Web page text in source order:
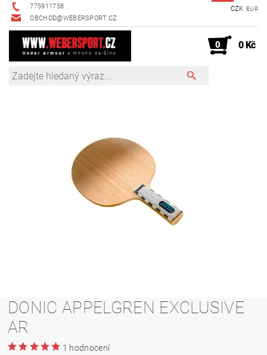
775911758
OBCHOD@WEBERSPORT.CZ
CZK EUR
0 0 Kč
DONIC APPELGREN EXCLUSIVE
AR
1 hodnocení